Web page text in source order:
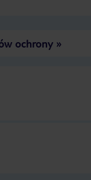
ochrony»